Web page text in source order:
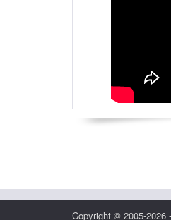
Copyright © 2005-2026 -